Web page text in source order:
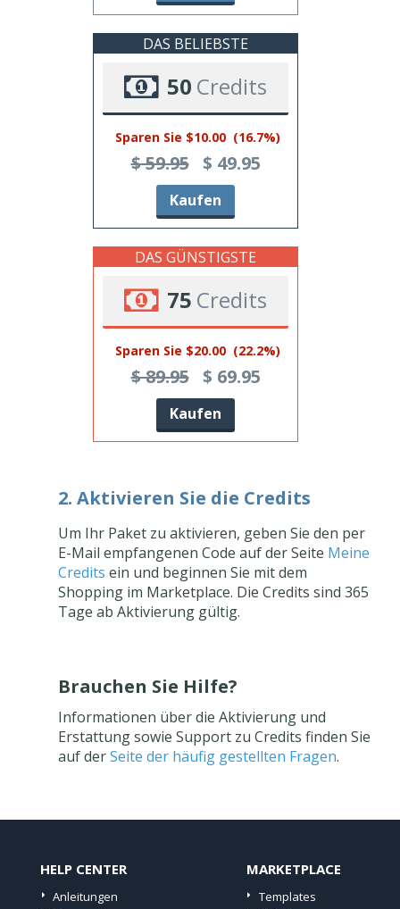
DAS BELIEBSTE
50 Credits
Sparen Sie $10.00 (16.7%)
$ 59.95 $ 49.95
Kaufen
DAS GÜNSTIGSTE
75 Credits
Sparen Sie $20.00 (22.2%)
$ 89.95 $ 69.95
Kaufen
2. Aktivieren Sie die Credits
Um Ihr Paket zu aktivieren, geben Sie den per
E-Mail empfangenen Code auf der Seite Meine
Credits ein und beginnen Sie mit dem
Shopping im Marketplace. Die Credits sind 365
Tage ab Aktivierung gültig.
Brauchen Sie Hilfe?
Informationen über die Aktivierung und
Erstattung sowie Support zu Credits finden Sie
auf derSeite der häufig gestellten Fragen.
HELP CENTER
Anleitungen
MARKETPLACE
Templates